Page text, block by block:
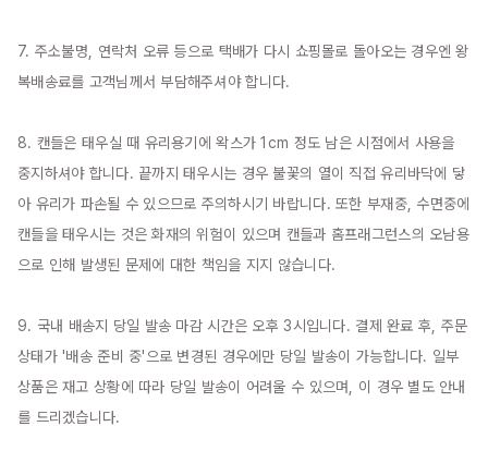
7. 주소불명, 연락처 오류 등으로 택배가 다시 쇼핑몰로 돌아오는 경우엔 왕
복배송료를 고객님께서 부담해주셔야 합니다.
8. 캔들은 태우실 때 유리용기에 왁스가 1cm 정도 남은 시점에서 사용을
중지하셔야 합니다. 끝까지 태우시는 경우 불꽃의 열이 직접 유리바닥에 닿
아 유리가 파손될 수 있으므로 주의하시기 바랍니다. 또한 부재중, 수면중에
캔들을 태우시는 것은 화재의 위험이 있으며 캔들과 홈프래그런스의 오남용
으로 인해 발생된 문제에 대한 책임을 지지 않습니다.
9. 국내 배송지 당일 발송 마감 시간은 오후 3시입니다. 결제 완료 후, 주문
상태가 '배송 준비 중'으로 변경된 경우에만 당일 발송이 가능합니다. 일부
상품은 재고 상황에 따라 당일 발송이 어려울 수 있으며, 이 경우 별도 안내
를 드리겠습니다.